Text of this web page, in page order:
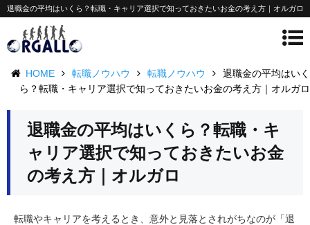
退職金の平均はいくら？転職・キャリア選択で知っておきたいお金の考え方｜オルガロ
HOME 転職ノウハウ 転職ノウハウ
退職金の平均はいく
ら？転職・キャリア選択で知っておきたいお金の考え方｜オルガロ
退職金の平均はいくら？転職・キ
ャリア選択で知っておきたいお金
の考え方｜オルガロ
転職やキャリアを考えるとき、意外と見落とされがちなのが「退